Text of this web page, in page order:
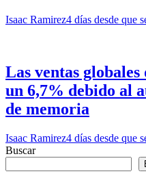
Isaac Ramirez4 días desde que
Las ventas globales
un 6,7% debido al
de memoria
Isaac Ramirez4 días desde que
Buscar